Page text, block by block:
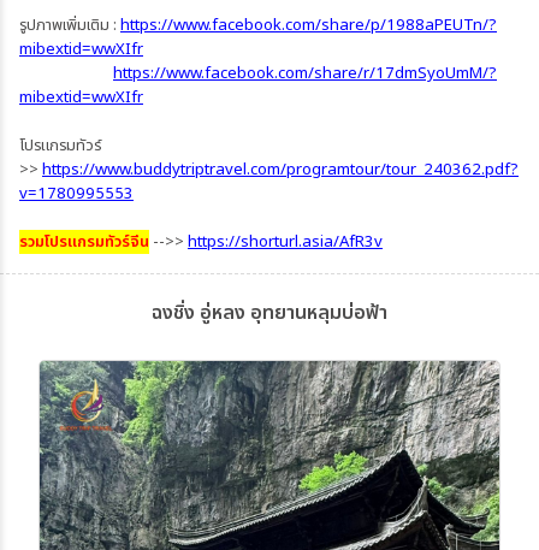
รูปภาพเพิ่มเติม : https://www.facebook.com/share/p/1988aPEUTn/?
mibextid=wwXIfr
https://www.facebook.com/share/r/17dmSyoUmM/?
mibextid=wwXIfr
โปรแกรมทัวร์
>> https://www.buddytriptravel.com/programtour/tour_240362.pdf?
v=1780995553
รวมโปรแกรมทัวร์จีน -->> https://shorturl.asia/AfR3v
ฉงชิ่ง อู่หลง อุทยานหลุมบ่อฟ้า